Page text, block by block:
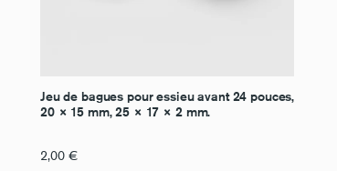
Jeu de bagues pour essieu avant 24 pouces,
20 × 15 mm, 25 × 17 × 2 mm.
2,00 €